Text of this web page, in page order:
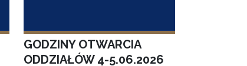
GODZINY OTWARCIA
ODDZIAŁÓW 4-5.06.2026